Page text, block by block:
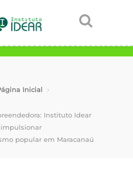
Inicial
Instituto Idear
impulsionar
popular em Maracanaú